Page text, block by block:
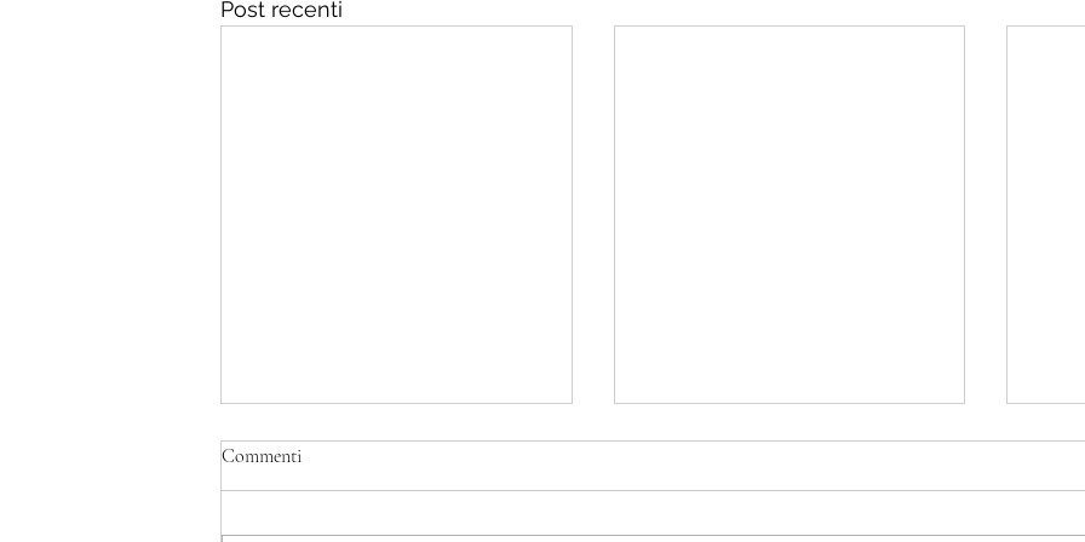
Post recenti
Commenti